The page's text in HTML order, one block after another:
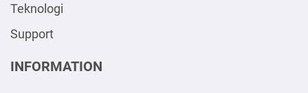
Teknologi
Support
INFORMATION